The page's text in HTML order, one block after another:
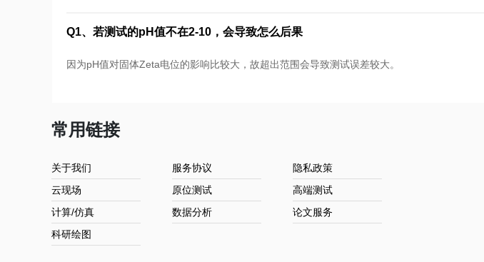
Q1、若测试的pH值不在2-10，会导致怎么后果
因为pH值对固体Zeta电位的影响比较大，故超出范围会导致测试误差较大。
常用链接
关于我们 服务协议
隐私政策
云现场
原位测试
高端测试
计算/仿真
数据分析
论文服务
科研绘图